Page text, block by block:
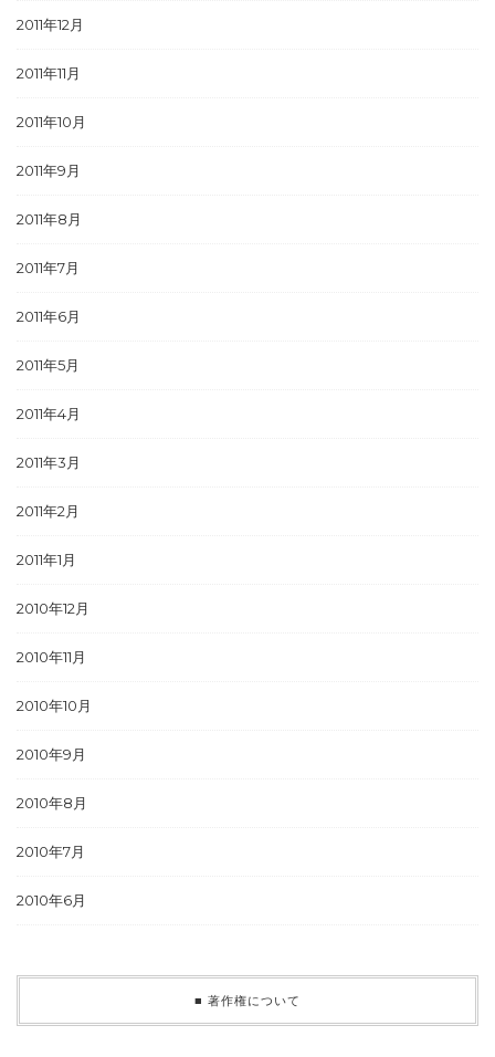
2011年12月
2011年11月
2011年10月
2011年9月
2011年8月
2011年7月
2011年6月
2011年5月
2011年4月
2011年3月
2011年2月
2011年1月
2010年12月
2010年11月
2010年10月
2010年9月
2010年8月
2010年7月
2010年6月
■ 著作権について